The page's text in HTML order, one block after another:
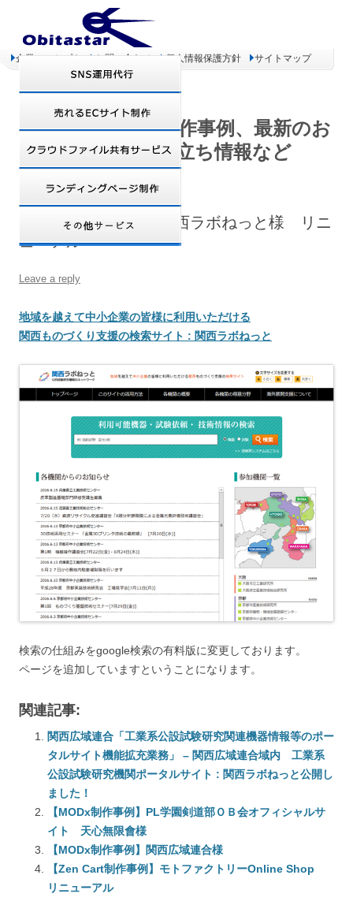
企業コンセプト お問い合わせ 個人情報保護方針 サイトマップ
オビタスター 制作事例、最新のお
得情報、お役立ち情報など
【MODx制作事例】関西ラボねっと様 リニ
ューアル
Leave a reply
地域を越えて中小企業の皆様に利用いただける
関西ものづくり支援の検索サイト : 関西ラボねっと
検索の仕組みをgoogle検索の有料版に変更しております。
ページを追加していますということになります。
関連記事:
関西広域連合「工業系公設試験研究関連機器情報等のポー
タルサイト機能拡充業務」 – 関西広域連合域内 工業系
公設試験研究機関ポータルサイト : 関西ラボねっと公開し
ました！
【MODx制作事例】PL学園剣道部ＯＢ会オフィシャルサ
イト 天心無限會様
【MODx制作事例】関西広域連合様
【Zen Cart制作事例】モトファクトリーOnline Shop
リニューアル